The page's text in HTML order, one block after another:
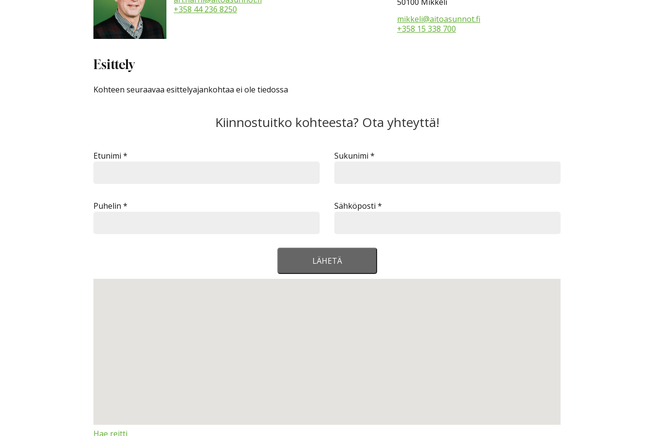
+358 44 236 8250
mikkeli@aitoasunnot.fi
+358 15 338 700
Esittely
Kohteen seuraavaa esittelyajankohtaa ei ole tiedossa
Kiinnostuitko kohteesta? Ota yhteyttä!
Etunimi * Sukunimi *
Puhelin * Sähköposti *
Hae reitti